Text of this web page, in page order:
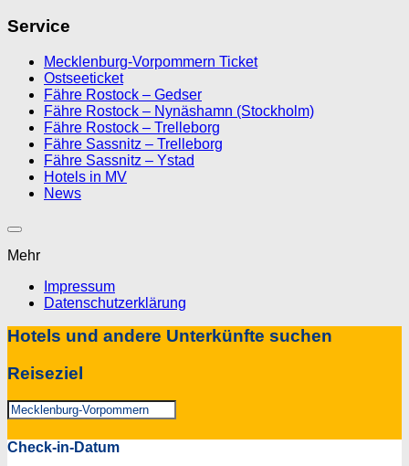
Service
Mecklenburg-Vorpommern Ticket
Ostseeticket
Fähre Rostock – Gedser
Fähre Rostock – Nynäshamn (Stockholm)
Fähre Rostock – Trelleborg
Fähre Sassnitz – Trelleborg
Fähre Sassnitz – Ystad
Hotels in MV
News
Mehr
Impressum
Datenschutzerklärung
Hotels und andere Unterkünfte suchen
Reiseziel
Check-in-Datum